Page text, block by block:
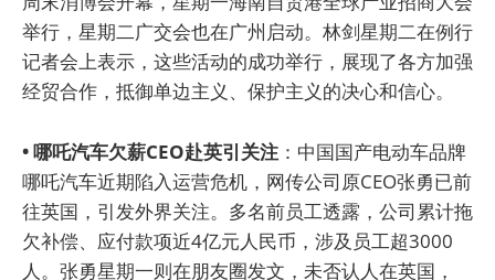
举行，星期二广交会也在广州启动。林剑星期二在例行
记者会上表示，这些活动的成功举行，展现了各方加强
经贸合作，抵御单边主义、保护主义的决心和信心。
• 哪吒汽车欠薪CEO赴英引关注 ：中国国产电动车品牌
哪吒汽车近期陷入运营危机，网传公司原CEO张勇已前
往英国，引发外界关注。多名前员工透露，公司累计拖
欠补偿、应付款项近4亿元人民币，涉及员工超3000
人。张勇星期一则在朋友圈发文，未否认人在英国，